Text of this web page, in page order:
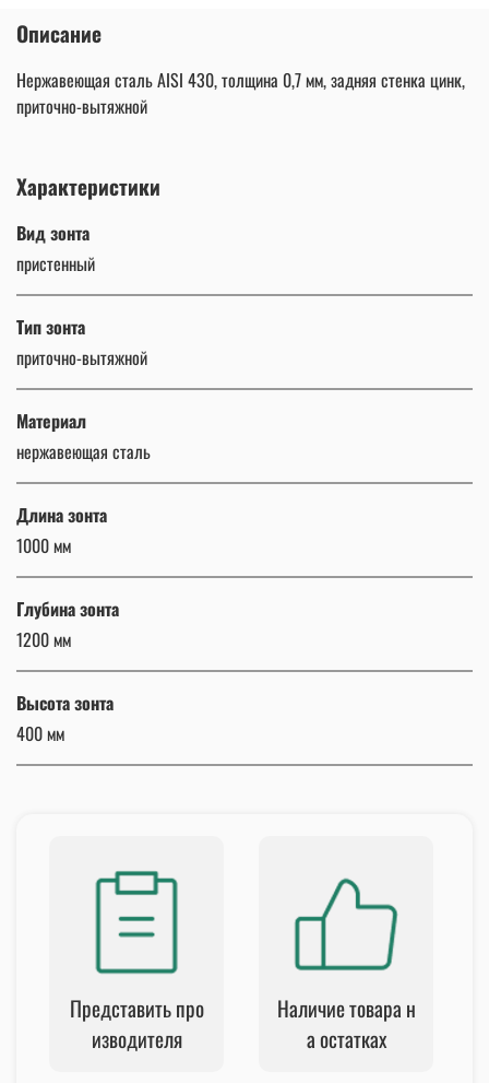
Описание
Нержавеющая сталь AISI 430, толщина 0,7 мм, задняя стенка цинк,
приточно-вытяжной
Характеристики
Вид зонта
пристенный
Тип зонта
приточно-вытяжной
Материал
нержавеющая сталь
Длина зонта
1000 мм
Глубина зонта
1200 мм
Высота зонта
400 мм
Представить про
изводителя
Наличие товара н
а остатках